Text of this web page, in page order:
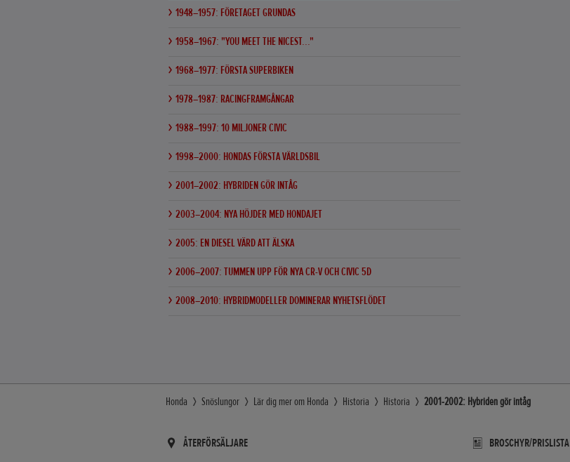
1948–1957: FÖRETAGET GRUNDAS
1958–1967: "YOU MEET THE NICEST..."
1968–1977: FÖRSTA SUPERBIKEN
1978–1987: RACINGFRAMGÅNGAR
1988–1997: 10 MILJONER CIVIC
1998–2000: HONDAS FÖRSTA VÄRLDSBIL
2001–2002: HYBRIDEN GÖR INTÅG
2003–2004: NYA HÖJDER MED HONDAJET
2005: EN DIESEL VÄRD ATT ÄLSKA
2006–2007: TUMMEN UPP FÖR NYA CR-V OCH CIVIC 5D
2008–2010: HYBRIDMODELLER DOMINERAR NYHETSFLÖDET
Honda Snöslungor Lär dig mer om Honda Historia Historia 2001-2002: Hybriden gör intåg
ÅTERFÖRSÄLJARE BROSCHYR/PRISLISTA